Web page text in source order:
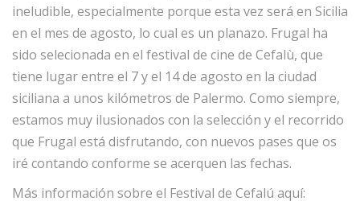
ineludible, especialmente porque esta vez será en Sicilia
en el mes de agosto, lo cual es un planazo. Frugal ha
sido selecionada en el festival de cine de Cefalù, que
tiene lugar entre el 7 y el 14 de agosto en la ciudad
siciliana a unos kilómetros de Palermo. Como siempre,
estamos muy ilusionados con la selección y el recorrido
que Frugal está disfrutando, con nuevos pases que os
iré contando conforme se acerquen las fechas.
Más información sobre el Festival de Cefalú aquí: